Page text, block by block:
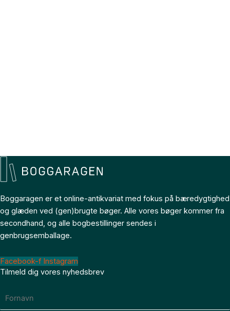
Boggaragen er et online-antikvariat med fokus på bæredygtighed
og glæden ved (gen)brugte bøger. Alle vores bøger kommer fra
secondhand, og alle bogbestillinger sendes i
genbrugsemballage.
Facebook-f Instagram
Tilmeld dig vores nyhedsbrev